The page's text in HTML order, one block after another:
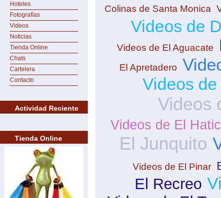
Hoteles
Fotografías
Videos
Noticias
Tienda Online
Chats
Cartelera
Contacto
Actividad Reciente
Tienda Online
Colinas de Santa Monica
Videos de
Videos de El Aguacate
El Apretadero
Videos
Videos
Videos de El
El Junquito
Videos de El Pinar
El Recreo